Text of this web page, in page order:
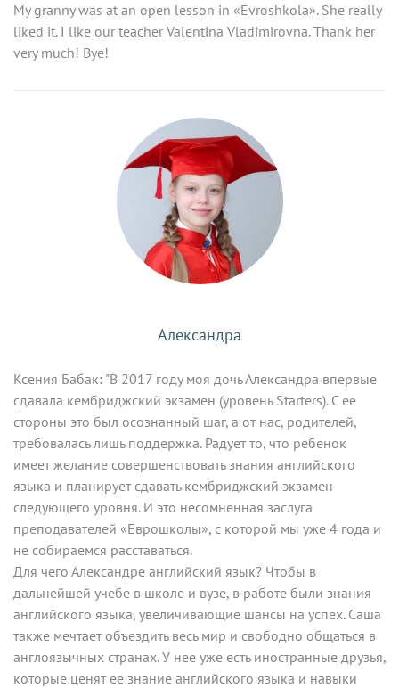
My granny was at an open lesson in «Evroshkola». She really
liked it. I like our teacher Valentina Vladimirovna. Thank her
very much! Bye!
Александра
Ксения Бабак: "В 2017 году моя дочь Александра впервые
сдавала кембриджский экзамен (уровень Starters). С ее
стороны это был осознанный шаг, а от нас, родителей,
требовалась лишь поддержка. Радует то, что ребенок
имеет желание совершенствовать знания английского
языка и планирует сдавать кембриджский экзамен
следующего уровня. И это несомненная заслуга
преподавателей «Еврошколы», с которой мы уже 4 года и
не собираемся расставаться.
Для чего Александре английский язык? Чтобы в
дальнейшей учебе в школе и вузе, в работе были знания
английского языка, увеличивающие шансы на успех. Саша
также мечтает объездить весь мир и свободно общаться в
англоязычных странах. У нее уже есть иностранные друзья,
которые ценят ее знание английского языка и навыки